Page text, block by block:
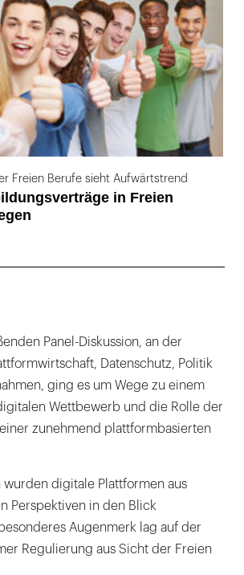
Freien Berufe sieht Aufwärtstrend
in Freien
Panel-Diskussion, an der
Datenschutz, Politik
ging es um Wege zu einem
Wettbewerb und die Rolle der
zunehmend plattformbasierten
wurden digitale Plattformen aus
Perspektiven in den Blick
Augenmerk lag auf der
Regulierung aus Sicht der Freien